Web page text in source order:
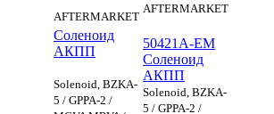
AFTERMARKET
AFTERMARKET
Соленоид
АКПП
Solenoid, BZKA-
5 / GPPA-2 /
50421A-EM
Соленоид
АКПП
Solenoid, BZKA-
5 / GPPA-2 /